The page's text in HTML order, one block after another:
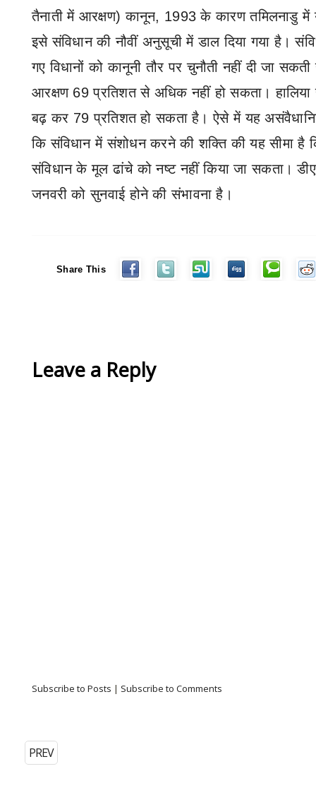
तैनाती में आरक्षण) कानून, 1993 के कारण तमिलनाडु में
इसे संविधान की नौवीं अनुसूची में डाल दिया गया है।
गए विधानों को कानूनी तौर पर चुनौती नहीं दी जा
आरक्षण 69 प्रतिशत से अधिक नहीं हो सकता।
बढ़ कर 79 प्रतिशत हो सकता है। ऐसे में यह
कि संविधान में संशोधन करने की शक्ति की यह सीमा
संविधान के मूल ढांचे को नष्ट नहीं किया जा सकता।
जनवरी को सुनवाई होने की संभावना है।
Share This
Leave a Reply
Subscribe to Posts | Subscribe to Comments
PREV